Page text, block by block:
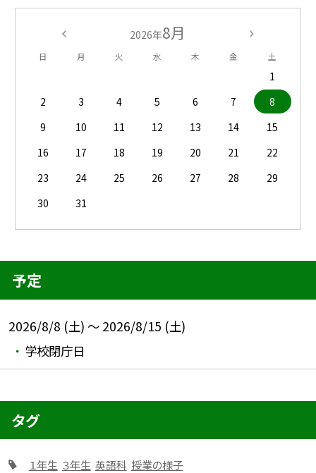
2026年8月
日 月 火 水 木 金 土
1
2
3 4 5 6 7
8
9
10 11 12 13 14
15
16
17 18 19 20 21
22
23
24 25 26 27 28
29
30
31
予定
2026/8/8 (土) ～ 2026/8/15 (土)
学校閉庁日
タグ
１年生 ３年生 英語科 授業の様子